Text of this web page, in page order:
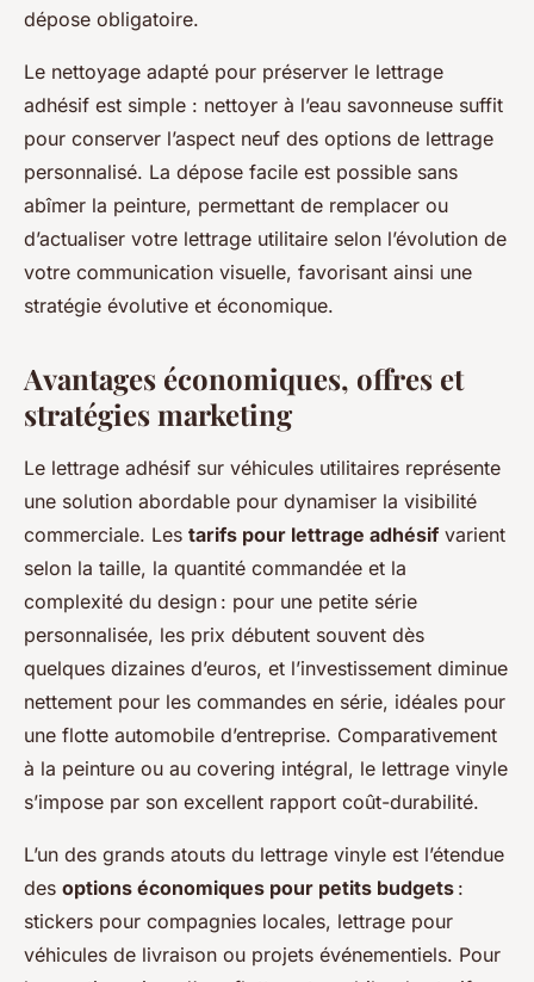
dépose obligatoire.
Le nettoyage adapté pour préserver le lettrage
adhésif est simple : nettoyer à l’eau savonneuse suffit
pour conserver l’aspect neuf des options de lettrage
personnalisé. La dépose facile est possible sans
abîmer la peinture, permettant de remplacer ou
d’actualiser votre lettrage utilitaire selon l’évolution de
votre communication visuelle, favorisant ainsi une
stratégie évolutive et économique.
Avantages économiques, offres et
stratégies marketing
Le lettrage adhésif sur véhicules utilitaires représente
une solution abordable pour dynamiser la visibilité
commerciale. Les tarifs pour lettrage adhésif varient
selon la taille, la quantité commandée et la
complexité du design : pour une petite série
personnalisée, les prix débutent souvent dès
quelques dizaines d’euros, et l’investissement diminue
nettement pour les commandes en série, idéales pour
une flotte automobile d’entreprise. Comparativement
à la peinture ou au covering intégral, le lettrage vinyle
s’impose par son excellent rapport coût-durabilité.
L’un des grands atouts du lettrage vinyle est l’étendue
des options économiques pour petits budgets :
stickers pour compagnies locales, lettrage pour
véhicules de livraison ou projets événementiels. Pour